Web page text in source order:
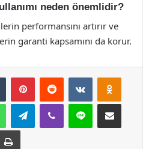
neden önemlidir?
performansını artırır ve
garanti kapsamını da korur.
Tumblr PinterestReddit VKontakte
WhatsAppTelegramViber Line E-Posta ile
Yazdır